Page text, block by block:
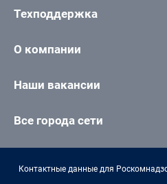
Техподдержка
О компании
Наши вакансии
Все города сети
Контактные данные для